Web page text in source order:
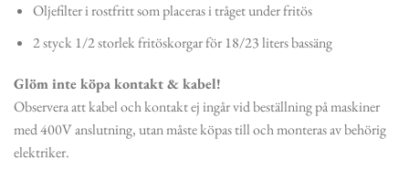
Oljefilter i rostfritt som placeras i tråget under fritös
2 styck 1/2 storlek fritöskorgar för 18/23 liters bassäng
Glöm inte köpa kontakt & kabel!
Observera att kabel och kontakt ej ingår vid beställning på maskiner
med 400V anslutning, utan måste köpas till och monteras av behörig
elektriker.